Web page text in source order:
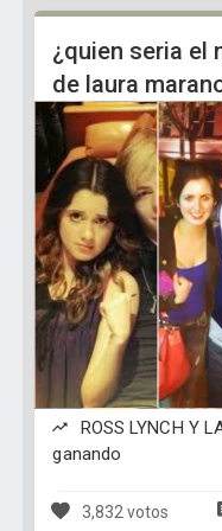
¿quien seria el
de laura
ROSS LYNCH Y
ganando
3,832 votos